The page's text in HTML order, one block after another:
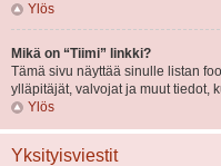
Ylös
Mikä on “Tiimi” linkki?
Tämä sivu näyttää sinulle listan
ylläpitäjät, valvojat ja muut tiedot,
Ylös
Yksityisviestit